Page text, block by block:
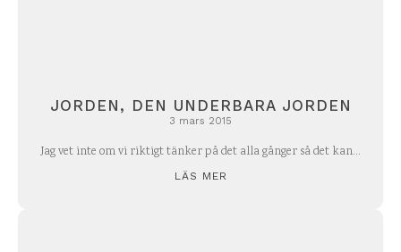
JORDEN, DEN UNDERBARA JORDEN
3 mars 2015
Jag vet inte om vi riktigt tänker på det alla gånger så det kan...
LÄS MER